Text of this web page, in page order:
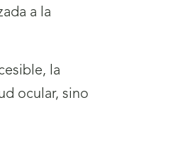
a la
la
ocular, sino